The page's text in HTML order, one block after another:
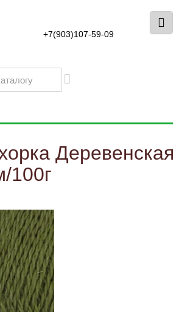
+7(903)107-59-09
Деревенская
100г